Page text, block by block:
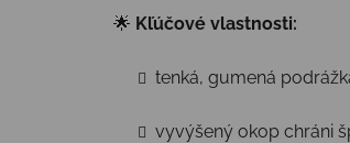
🌟 Kľúčové vlastnosti:
tenká, gumená
vyvýšený okop chráni